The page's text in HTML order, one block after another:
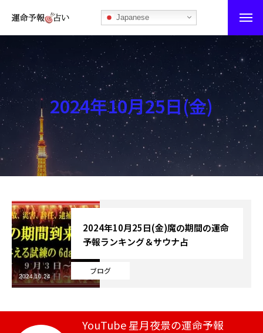
Japanese
運命予報占い
運命予報占いとは
あなたの所属部屋を探そう！
最恐の相性占い
秘伝公開！吉凶カレンダー
ブログ
お知らせ
芸能界
テニス
2024年10月25日(金)
ブログ
2024年10月25日(金)魔の期間の運命
予報ランキング＆サウナ占
2024.10.24
YouTube 星月夜景の運命予報